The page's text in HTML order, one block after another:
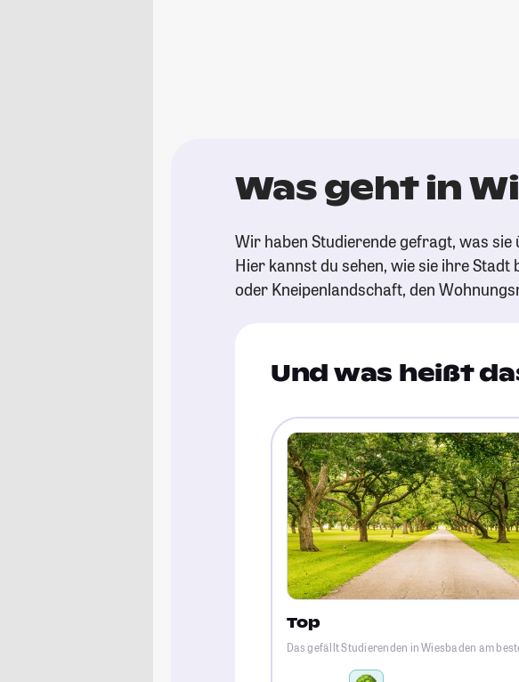
Was geht in
Wir haben Studierende gefragt, was sie
Hier kannst du sehen, wie sie ihre
oder Kneipenlandschaft, den
Und was heißt
Top
Das gefällt Studierenden in Wiesbaden am